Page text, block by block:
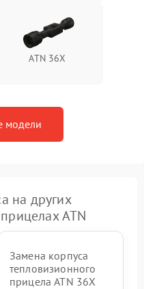
ATN 36X
модели
на других
ATN
Замена корпуса
тепловизионного
прицела ATN 36X